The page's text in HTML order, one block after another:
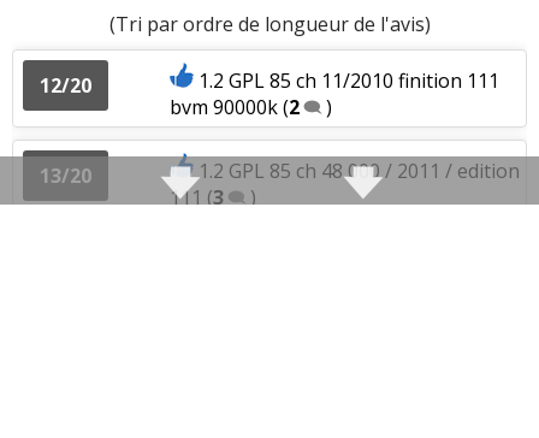
(Tri par ordre de longueur de l'avis)
12/20
1.2 GPL 85 ch 11/2010 finition 111
bvm 90000k(2 )
13/20
1.2 GPL 85 ch 48 000 / 2011 / edition
111 (3 )